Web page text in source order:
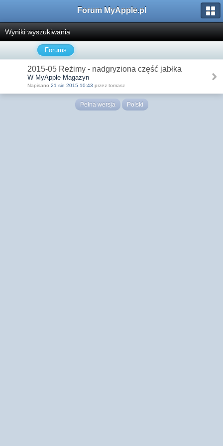
Forum MyApple.pl
Wyniki wyszukiwania
Forums
2015-05 Reżimy - nadgryziona część jabłka
W MyApple Magazyn
Napisano 21 sie 2015 10:43 przez tomasz
Pełna wersja Polski